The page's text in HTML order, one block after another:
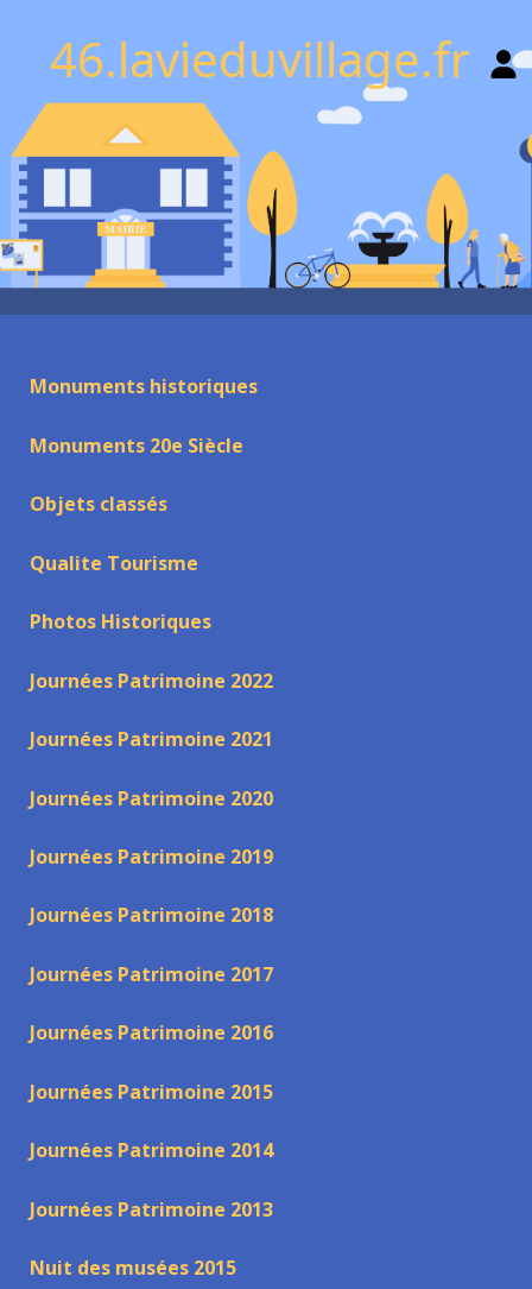
46.lavieduvillage.fr
Monuments historiques
Monuments 20e Siècle
Objets classés
Qualite Tourisme
Photos Historiques
Journées Patrimoine 2022
Journées Patrimoine 2021
Journées Patrimoine 2020
Journées Patrimoine 2019
Journées Patrimoine 2018
Journées Patrimoine 2017
Journées Patrimoine 2016
Journées Patrimoine 2015
Journées Patrimoine 2014
Journées Patrimoine 2013
Nuit des musées 2015